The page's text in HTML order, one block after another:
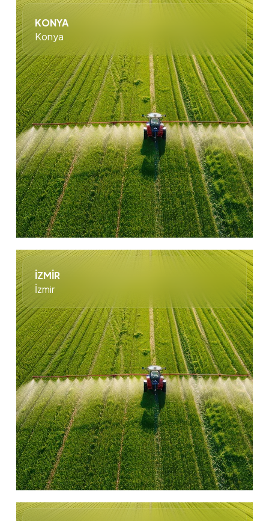
KONYA
Konya
İZMİR
İzmir